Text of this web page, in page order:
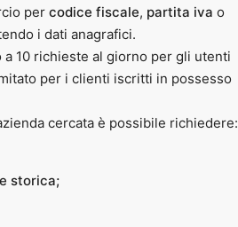
percodice fiscale, partita iva o
i dati anagrafici.
10 richieste al giorno per gli utenti
per i clienti iscritti in possesso
cercata è possibile richiedere:
storica;